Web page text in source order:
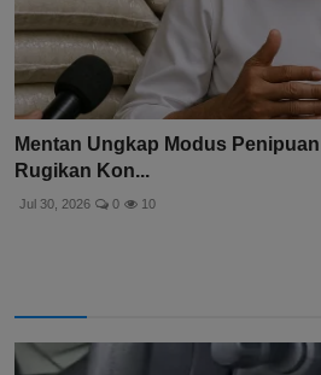
Mentan Ungkap Modus
Rugikan Kon...
Jul 30, 2026 0 10